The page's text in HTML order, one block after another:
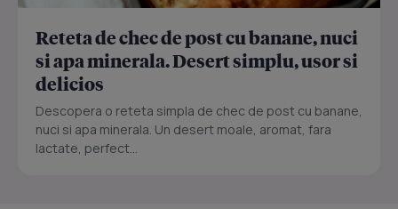
Reteta de chec de post cu banane, nuci
si apa minerala. Desert simplu, usor si
delicios
Descopera o reteta simpla de chec de post cu banane,
nuci si apa minerala. Un desert moale, aromat, fara
lactate, perfect...